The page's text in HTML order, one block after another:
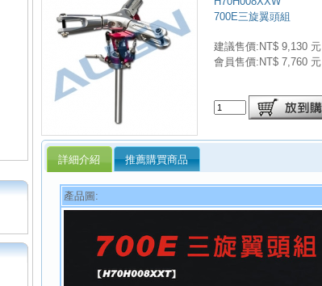
700E三旋翼頭組
建議售價:NT$ 9,130 元
會員售價:NT$ 7,760 元
詳細介紹 推薦購買商品
產品圖: